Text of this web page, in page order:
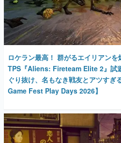
ロケラン最高！ 群がるエイリアンを
TPS『Aliens: Fireteam Elite 2』試
ぐり抜け、名もなき戦友とアツすぎ
Game Fest Play Days 2026】